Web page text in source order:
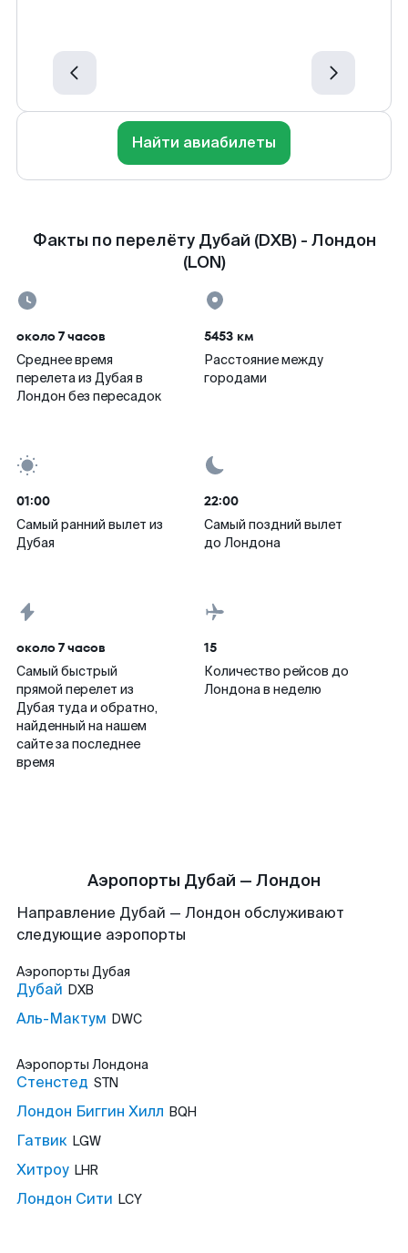
Найти авиабилеты
Факты по перелёту Дубай (DXB) - Лондон
(LON)
около 7 часов
Среднее время
перелета из Дубая в
Лондон без пересадок
5453 км
Расстояние между
городами
01:00
Самый ранний вылет из
Дубая
22:00
Самый поздний вылет
до Лондона
около 7 часов
Самый быстрый
прямой перелет из
Дубая туда и обратно,
найденный на нашем
сайте за последнее
время
15
Количество рейсов до
Лондона в неделю
Аэропорты Дубай — Лондон
Направление Дубай — Лондон обслуживают
следующие аэропорты
Аэропорты Дубая
Дубай DXB
Аль-Мактум DWC
Аэропорты Лондона
Стенстед STN
Лондон Биггин Хилл BQH
Гатвик LGW
Хитроу LHR
Лондон Сити LCY